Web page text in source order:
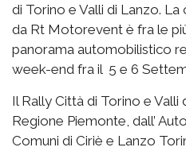
di Torino e Valli di Lanzo.
da Rt Motorevent è fra le
panorama automobilistico
week-end fra il 5 e 6
Il Rally Città di Torino e
Regione Piemonte, dall’
Comuni di Ciriè e Lanzo